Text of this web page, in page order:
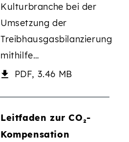
Kulturbranche bei der
Umsetzung der
Treibhausgasbilanzierung
mithilfe…
PDF, 3.46 MB
Leitfaden zur CO₂-
Kompensation